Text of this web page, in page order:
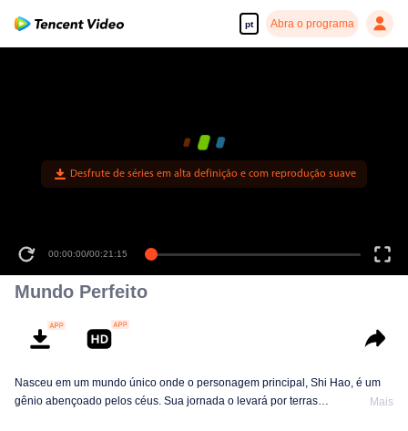
pt Abra o programa
Desfrute de séries em alta definição e com reprodução suave
00:00:00/00:21:15
Mundo Perfeito
Nasceu em um mundo único onde o personagem principal, Shi Hao, é um
gênio abençoado pelos céus. Sua jornada o levará por terras
Mais